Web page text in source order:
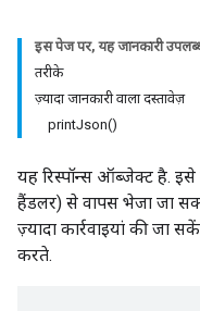
इस पेज पर, यह जानकारी
तरीके
ज़्यादा जानकारी वाला दस्तावेज़
printJson()
यह रिस्पॉन्स ऑब्जेक्ट है.
हैंडलर) से वापस भेजा जा
ज़्यादा कार्रवाइयां की जा
करते.